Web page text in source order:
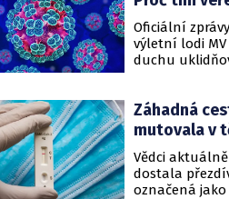
Oficiální
výletní lodi
duchu
však podle
označují za
prohloubit
pandemii
Záhadná
mutovala v
Vědci
dostala
označená jako